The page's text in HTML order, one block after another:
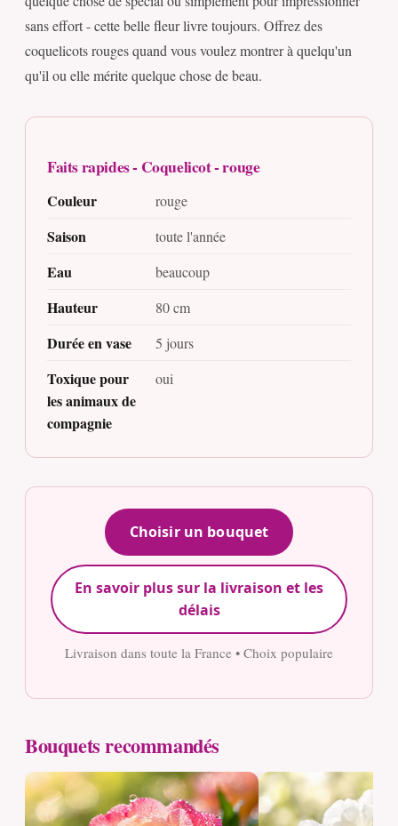
sans effort - cette belle fleur livre toujours. Offrez des
coquelicots rouges quand vous voulez montrer à quelqu'un
qu'il ou elle mérite quelque chose de beau.
Faits rapides - Coquelicot - rouge
Couleur rouge
Saison toute l'année
Eau beaucoup
Hauteur 80 cm
Durée en vase 5 jours
Toxique pour
les animaux de
compagnie
oui
Choisir un bouquet
En savoir plus sur la livraison et les
délais
Livraison dans toute la France • Choix populaire
Bouquets recommandés